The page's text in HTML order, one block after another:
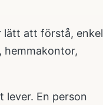
lätt att förstå, enkel
hemmakontor,
En person